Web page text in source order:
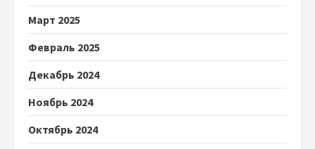
Март 2025
Февраль 2025
Декабрь 2024
Ноябрь 2024
Октябрь 2024